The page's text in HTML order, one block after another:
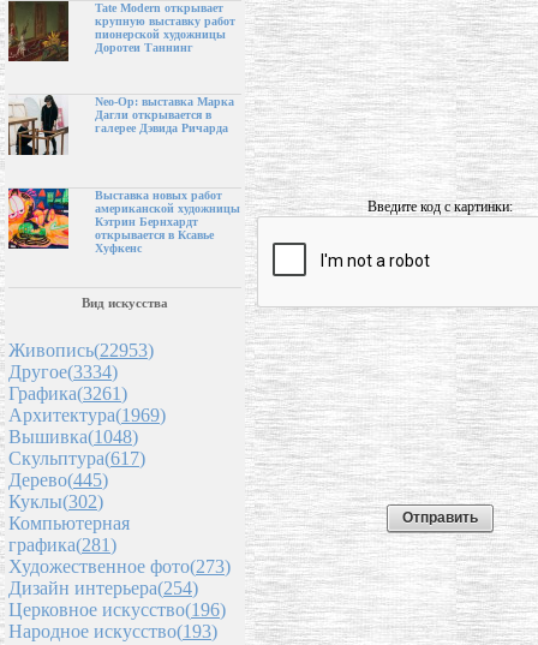
Tate Modern открывает
крупную выставку работ
пионерской художницы
Доротеи Таннинг
Neo-Op: выставка Марка
Дагли открывается в
галерее Дэвида Ричарда
Выставка новых работ
американской художницы
Кэтрин Бернхардт
открывается в Ксавье
Хуфкенс
Вид искусства
Живопись(22953)
Другое(3334)
Графика(3261)
Архитектура(1969)
Вышивка(1048)
Скульптура(617)
Дерево(445)
Куклы(302)
Компьютерная
графика(281)
Художественное фото(273)
Дизайн интерьера(254)
Церковное искусство(196)
Народное искусство(193)
Введите код с картинки: